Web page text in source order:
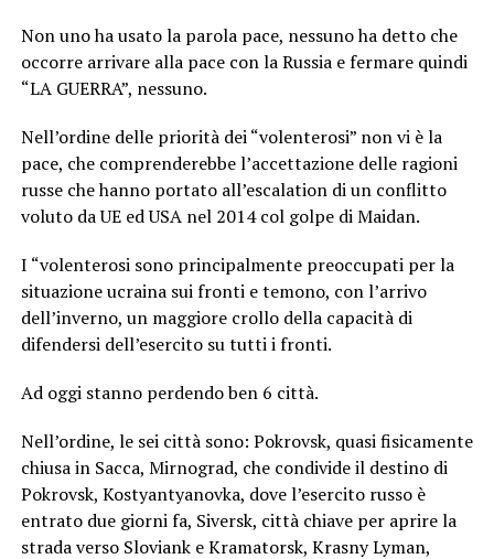
Non uno ha usato la parola pace, nessuno ha detto che
occorre arrivare alla pace con la Russia e fermare quindi
“LA GUERRA”, nessuno.
Nell’ordine delle priorità dei “volenterosi” non vi è la
pace, che comprenderebbe l’accettazione delle ragioni
russe che hanno portato all’escalation di un conflitto
voluto da UE ed USA nel 2014 col golpe di Maidan.
I “volenterosi sono principalmente preoccupati per la
situazione ucraina sui fronti e temono, con l’arrivo
dell’inverno, un maggiore crollo della capacità di
difendersi dell’esercito su tutti i fronti.
Ad oggi stanno perdendo ben 6 città.
Nell’ordine, le sei città sono: Pokrovsk, quasi fisicamente
chiusa in Sacca, Mirnograd, che condivide il destino di
Pokrovsk, Kostyantyanovka, dove l’esercito russo è
entrato due giorni fa, Siversk, città chiave per aprire la
strada verso Sloviank e Kramatorsk, Krasny Lyman,